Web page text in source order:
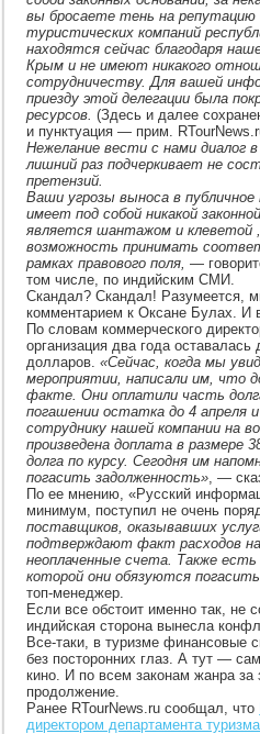
вы бросаете тень на репутацию
туристических компаний
находятся сейчас благодаря
Крым и не имеют никакого
сотрудничеству. Для вашей
приезду этой делегации была
ресурсов. (Здесь и далее
и пунктуация — прим.
Нежелание вести с нами диалог
лишний раз подчеркивает не
претензий.
Ваши угрозы выноса в
имеет под собой никакой
является шантажом и
возможность принимать
рамках правового поля, —
том числе, по индийским СМИ.
Скандал? Скандал! Разумеется,
комментарием к Оксане Булах. И
По словам коммерческого
организация два года
долларов.«Сейчас, когда мы
мероприятии, написали им, что
факте. Они оплатили часть
погашении остатка до 4 апреля
сотруднику нашей компании на
произведена доплата в размере
долга по курсу. Сегодня им
погасить задолженность», —
По ее мнению, «Русский
минимум, поступил не очень
поставщиков, оказывавших
подтверждают факт расходов
неоплаченные счета. Также
которой они обязуются
топ-менеджер.
Если все обстоит именно так, не
индийская сторона вынесла
Все-таки, в туризме финансовые
без посторонних глаз. А тут —
кино. И по всем законам жанра за
продолжение.
Ранее RTourNews.ru сообщал, что
директором департамента